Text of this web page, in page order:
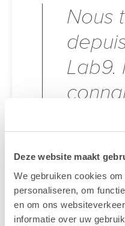
Deze website maakt
We gebruiken cookies
personaliseren, om
en om ons
informatie over uw
Nous
Lab9.